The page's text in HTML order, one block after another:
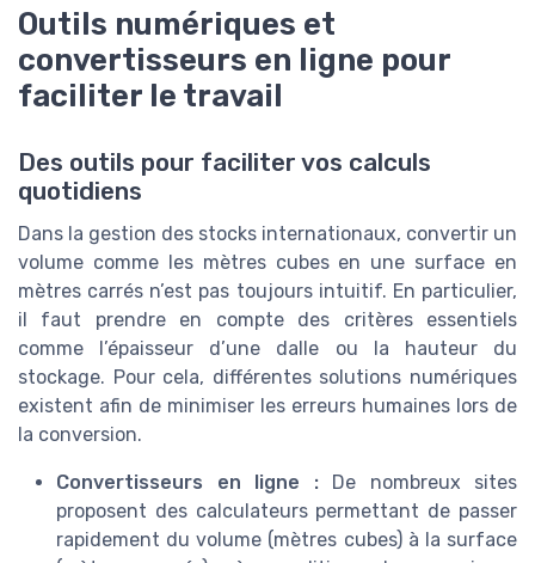
Outils numériques et
convertisseurs en ligne pour
faciliter le travail
Des outils pour faciliter vos calculs
quotidiens
Dans la gestion des stocks internationaux, convertir un
volume comme les mètres cubes en une surface en
mètres carrés n’est pas toujours intuitif. En particulier,
il faut prendre en compte des critères essentiels
comme l’épaisseur d’une dalle ou la hauteur du
stockage. Pour cela, différentes solutions numériques
existent afin de minimiser les erreurs humaines lors de
la conversion.
Convertisseurs en ligne :De nombreux sites
proposent des calculateurs permettant de passer
rapidement du volume (mètres cubes) à la surface